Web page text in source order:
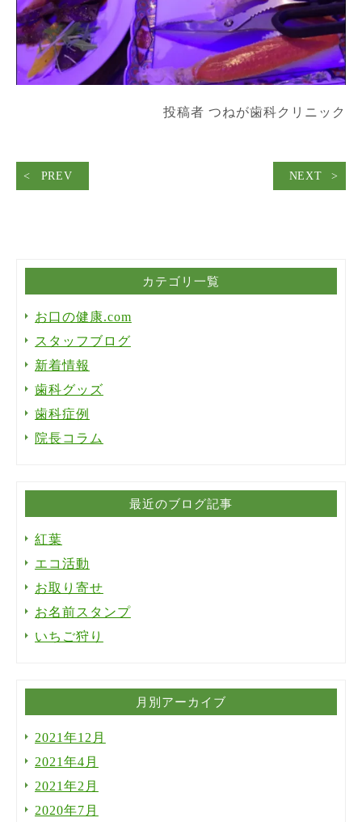
投稿者 つねが歯科クリニック
PREV NEXT
カテゴリ一覧
お口の健康.com
スタッフブログ
新着情報
歯科グッズ
歯科症例
院長コラム
最近のブログ記事
紅葉
エコ活動
お取り寄せ
お名前スタンプ
いちご狩り
月別アーカイブ
2021年12月
2021年4月
2021年2月
2020年7月